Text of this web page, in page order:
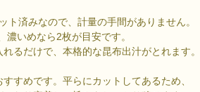
ト済みなので、計量の手間がありません。
濃いめなら2枚が目安です。
るだけで、本格的な昆布出汁がとれます。
すめです。平らにカットしてあるため、